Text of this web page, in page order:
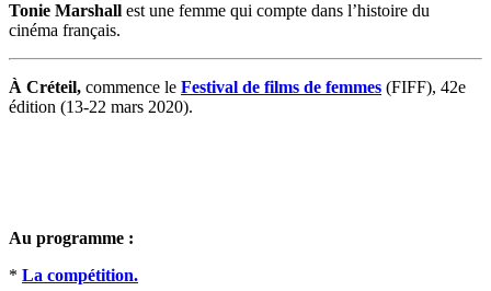
Tonie Marshall est une femme qui compte dans l’histoire du
cinéma français.
À Créteil, commence le Festival de films de femmes (FIFF), 42e
édition (13-22 mars 2020).
Au programme :
* La compétition.